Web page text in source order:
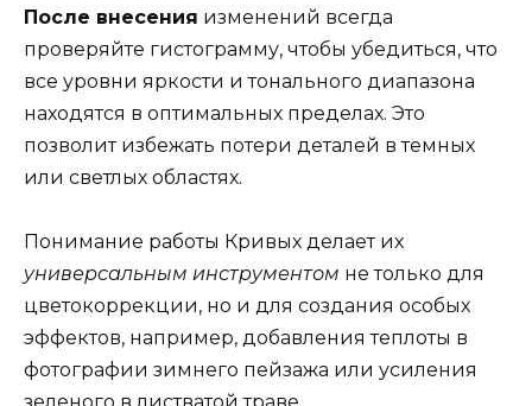
После внесения изменений всегда
проверяйте гистограмму, чтобы убедиться, что
все уровни яркости и тонального диапазона
находятся в оптимальных пределах. Это
позволит избежать потери деталей в темных
или светлых областях.
Понимание работы Кривых делает их
универсальным инструментом не только для
цветокоррекции, но и для создания особых
эффектов, например, добавления теплоты в
фотографии зимнего пейзажа или усиления